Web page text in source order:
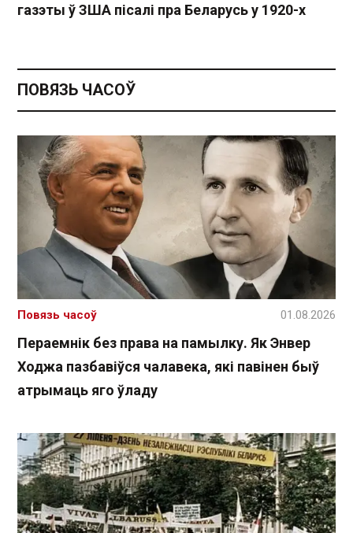
газэты ў ЗША пісалі пра Беларусь у 1920-х
ПОВЯЗЬ ЧАСОЎ
Пераемнік без права на памылку. Як Энвер
Ходжа пазбавіўся чалавека, які павінен быў
атрымаць яго ўладу
Повязь часоў 01.08.2026